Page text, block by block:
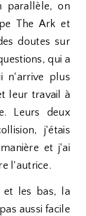
parallèle, on
The Ark et
doutes sur
qui a
n'arrive plus
leur travail à
Leurs deux
j'étais
et j'ai
l'autrice.
et les bas, la
aussi facile